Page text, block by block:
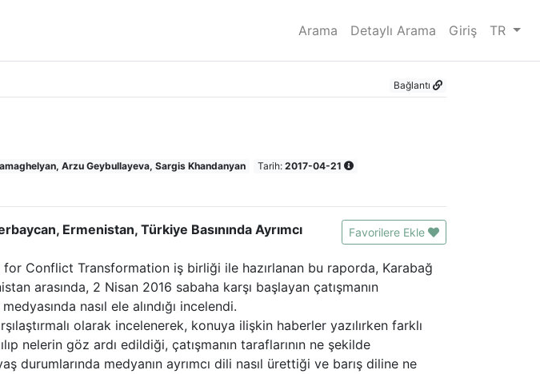
Arama Detaylı Arama Giriş TR
Bağlantı
Arzu Geybullayeva, Sargis Khandanyan Tarih:2017-04-21
Favorilere Ekle
Ermenistan, Türkiye Basınında Ayrımcı
Conflict Transformation iş birliği ile hazırlanan bu raporda, Karabağ
arasında, 2 Nisan 2016 sabaha karşı başlayan çatışmanın
nasıl ele alındığı incelendi.
olarak incelenerek, konuya ilişkin haberler yazılırken farklı
nelerin göz ardı edildiği, çatışmanın taraflarının ne şekilde
durumlarında medyanın ayrımcı dili nasıl ürettiği ve barış diline ne